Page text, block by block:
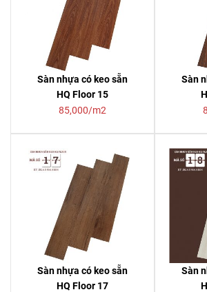
Sàn nhựa có keo sẵn
HQ Floor 15
85,000/m2
Sàn
Sàn nhựa có keo sẵn
HQ Floor 17
Sàn